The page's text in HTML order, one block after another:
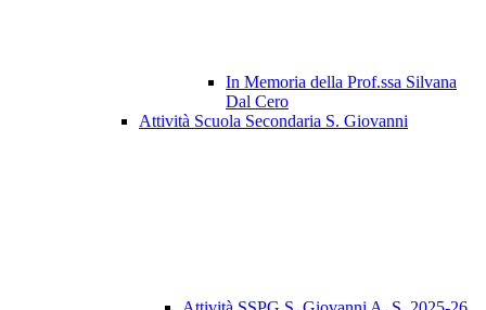
In Memoria della Prof.ssa Silvana
Dal Cero
Attività Scuola Secondaria S. Giovanni